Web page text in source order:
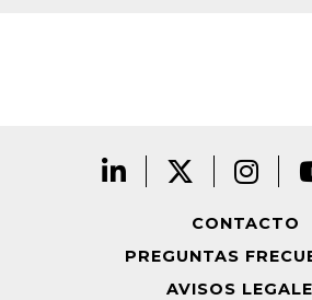
CONTACTO
PREGUNTAS
AVISOS